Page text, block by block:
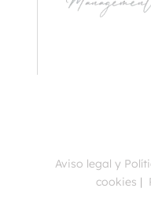
Aviso legal y
cookies |